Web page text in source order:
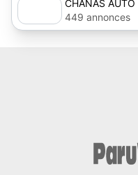
CHANAS AUTO
449 annonces